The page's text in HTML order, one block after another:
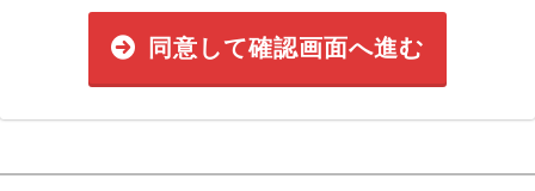
同意して確認画面へ進む